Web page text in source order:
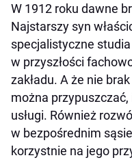
W 1912 roku dawne
Najstarszy syn
specjalistyczne
w przyszłości
zakładu. A że nie
można
usługi. Również
w bezpośrednim
korzystnie na jego